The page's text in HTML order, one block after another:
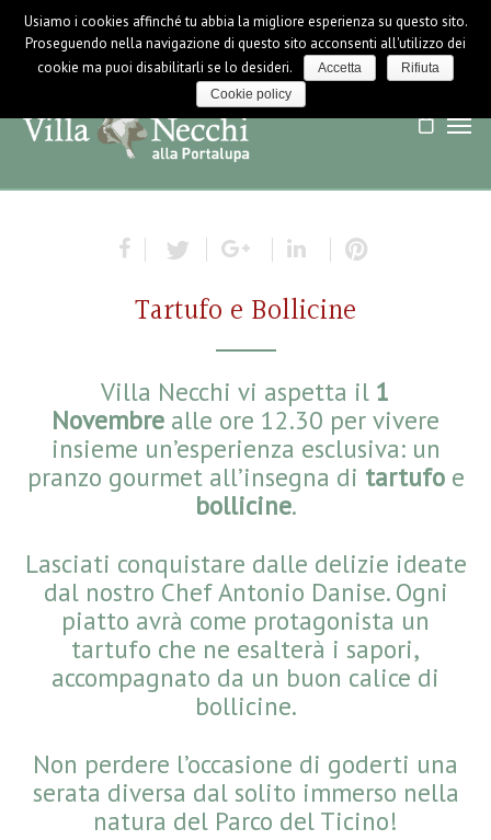
LOGIN / LOGOUT NEWS
Tartufo e Bollicine
Villa Necchi vi aspetta il 1
Novembre alle ore 12.30 per vivere
insieme un’esperienza esclusiva: un
pranzo gourmet all’insegna di tartufoe
bollicine.
Lasciati conquistare dalle delizie ideate
dal nostro Chef Antonio Danise. Ogni
piatto avrà come protagonista un
tartufo che ne esalterà i sapori,
accompagnato da un buon calice di
bollicine.
Non perdere l’occasione di goderti una
serata diversa dal solito immerso nella
natura del Parco del Ticino!
Usiamo i cookies affinché tu abbia la migliore esperienza su questo sito.
Proseguendo nella navigazione di questo sito acconsenti all'utilizzo dei
cookie ma puoi disabilitarli se lo desideri.
Accetta
Rifiuta
Cookie policy